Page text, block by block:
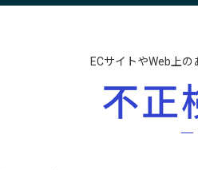
ECサイトやWeb上